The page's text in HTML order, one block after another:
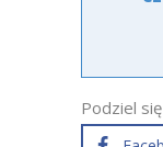
Podziel